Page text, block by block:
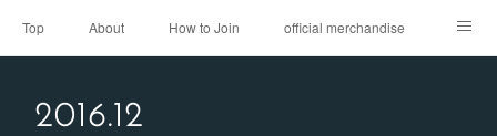
Top About How to Join official merchandise
2016.12